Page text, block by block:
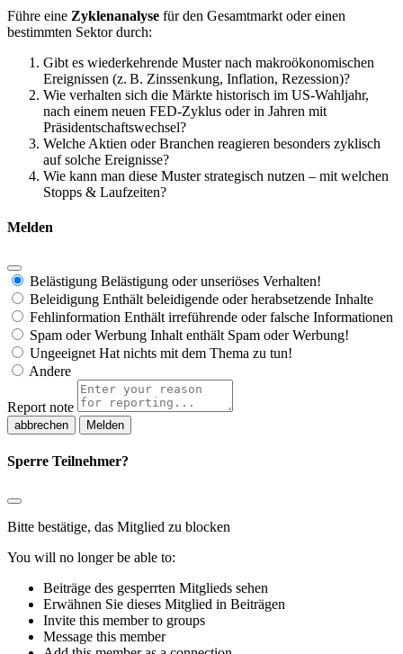
Führe eine Zyklenanalyse für den Gesamtmarkt oder einen
bestimmten Sektor durch:
Gibt es wiederkehrende Muster nach makroökonomischen
Ereignissen (z. B. Zinssenkung, Inflation, Rezession)?
Wie verhalten sich die Märkte historisch im US-Wahljahr,
nach einem neuen FED-Zyklus oder in Jahren mit
Präsidentschaftswechsel?
Welche Aktien oder Branchen reagieren besonders zyklisch
auf solche Ereignisse?
Wie kann man diese Muster strategisch nutzen – mit welchen
Stopps & Laufzeiten?
Melden
Belästigung Belästigung oder unseriöses Verhalten!
Beleidigung Enthält beleidigende oder herabsetzende Inhalte
Fehlinformation Enthält irreführende oder falsche Informationen
Spam oder Werbung Inhalt enthält Spam oder Werbung!
Ungeeignet Hat nichts mit dem Thema zu tun!
Andere
Report note
Melden
Sperre Teilnehmer?
Bitte bestätige, das Mitglied zu blocken
You will no longer be able to:
Beiträge des gesperrten Mitglieds sehen
Erwähnen Sie dieses Mitglied in Beiträgen
Invite this member to groups
Message this member